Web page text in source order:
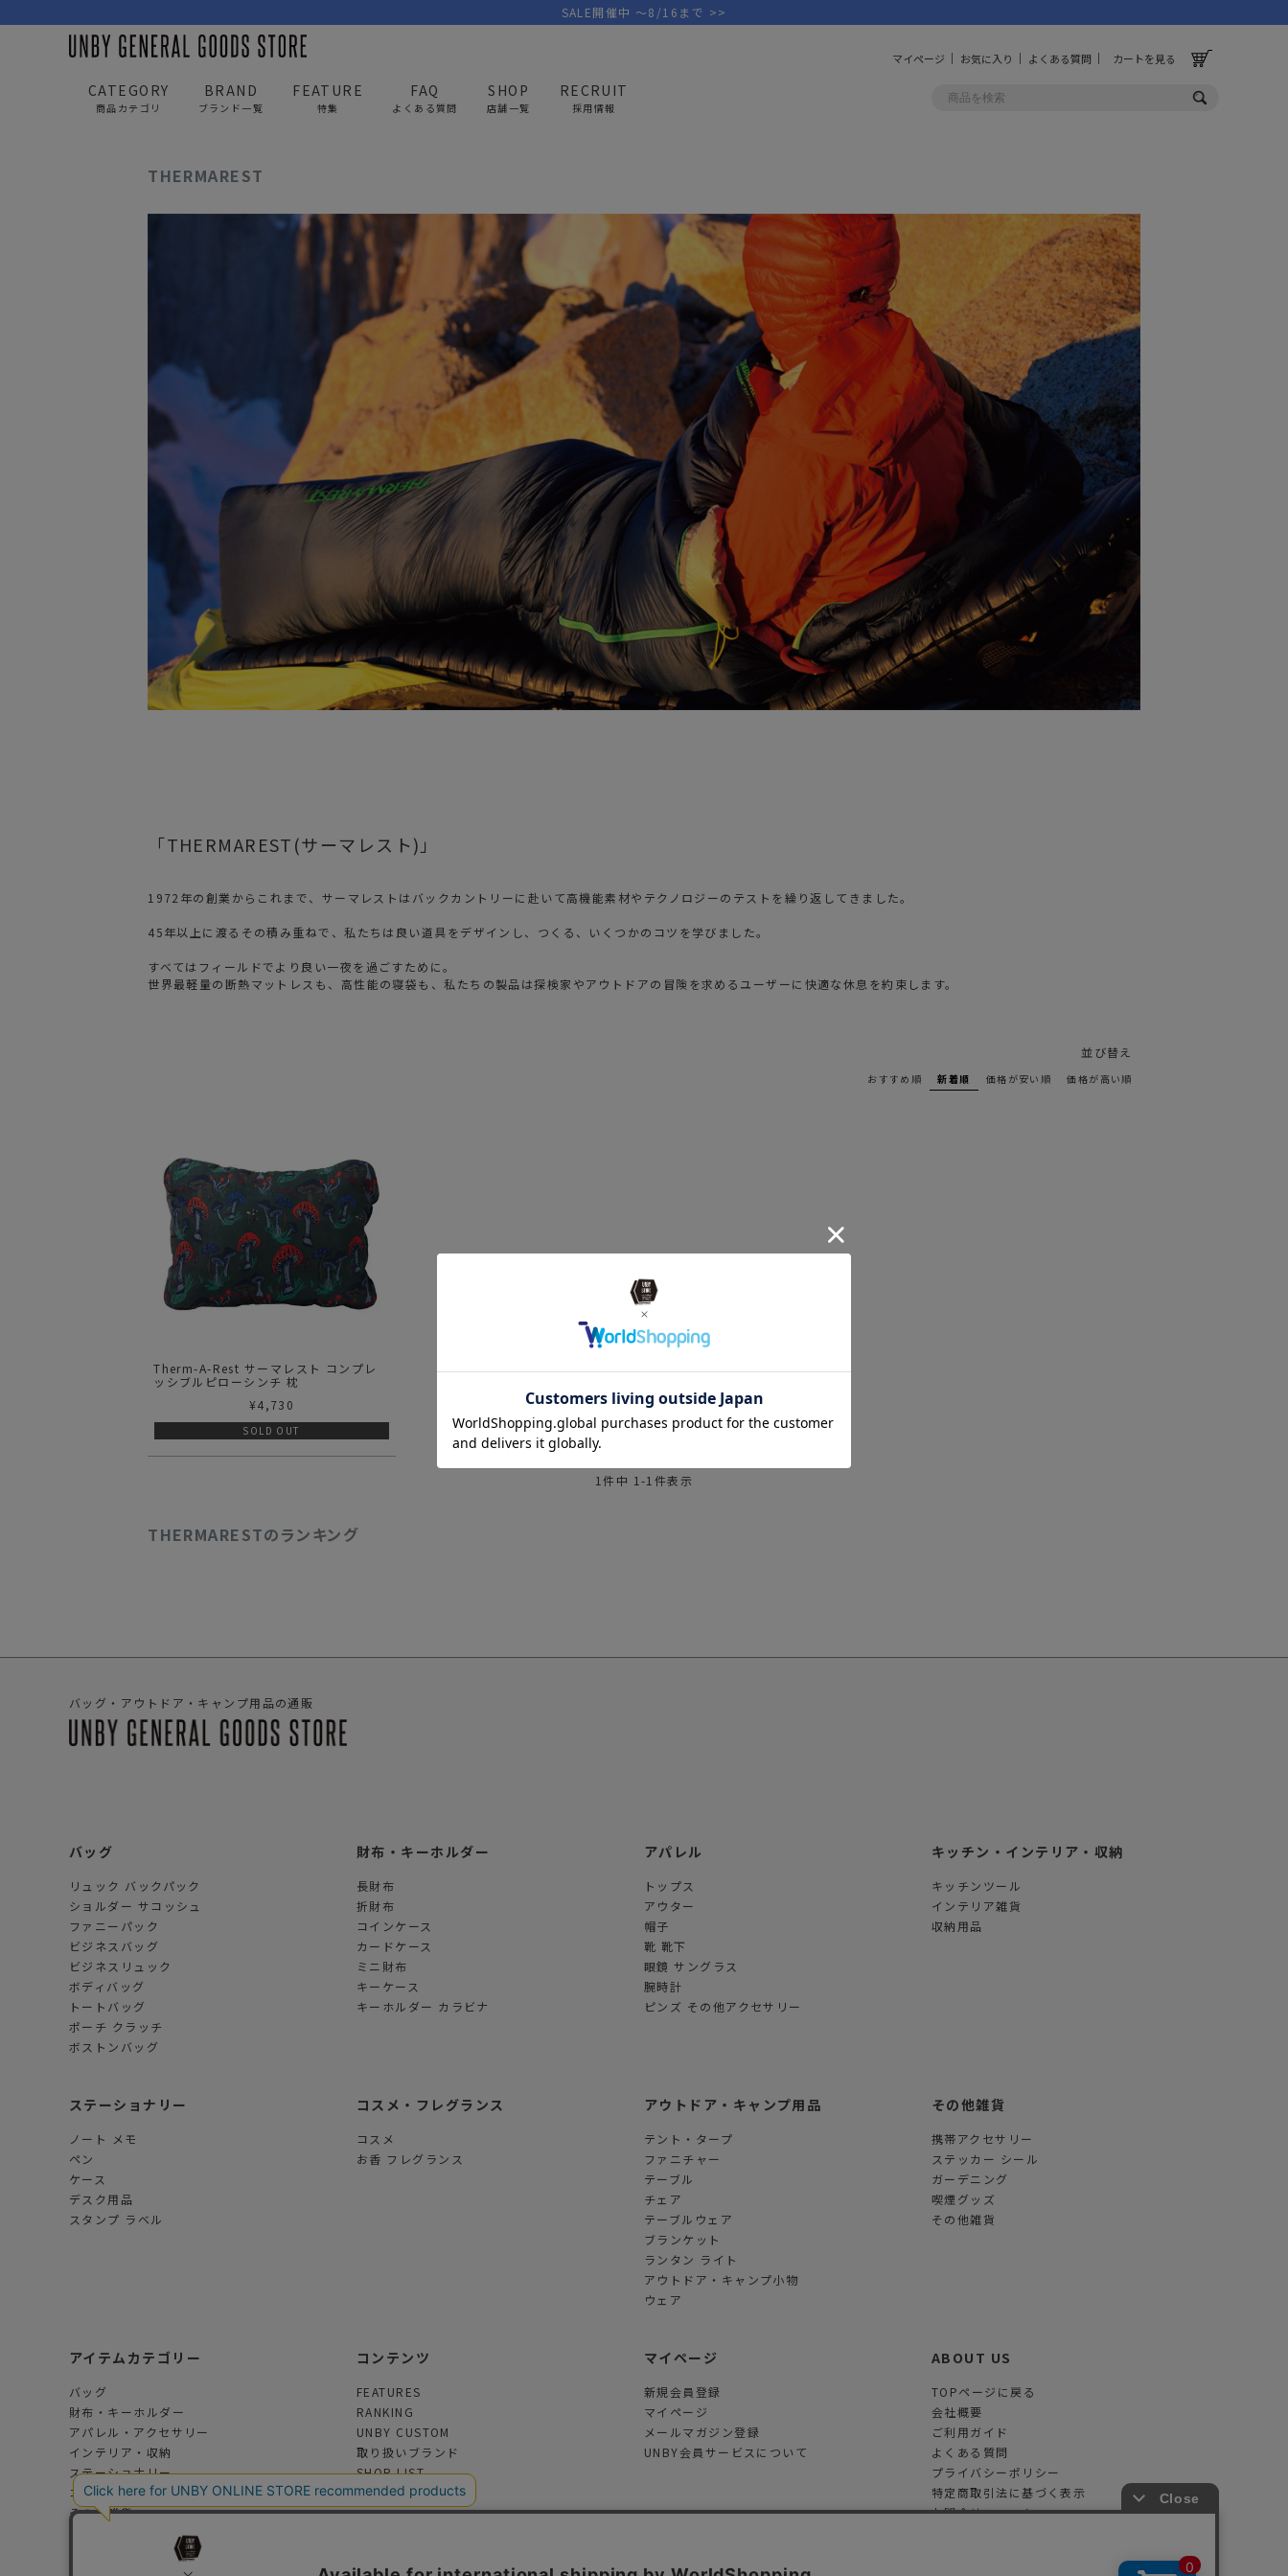
CATEGORY
商品カテゴリ
トートバッグ/ボストン
ポーチ・クラッチ
アウター
パンツ
シューズ/靴下
サングラス/メガネ
時計
その他
テント/タープ
ファニチャー
ランタン/ライト
寝具
キッチン
焚き火/ストーブ
フィールドギア
クーラーボックス
コンテナ/収納
ステッカー
その他
ゴルフ
キャディバッグ
バッグ/ポーチ
クラブケース
ウェア/アパレル
その他グッズ
財布
キーホルダー/カラビナ
キッチンツール
インテリア
収納
ステーショナリー
コスメ/フレグランス
スマホアクセ
食品/調味料
その他/ホビー
BRAND
ブランド一覧
AS2OV GOLF MINIMAL WORKS CABINZERO UNBY ORIGINAL
その他の取扱ブランド一覧はこちら
FEATURE
特集
FAQ
よくある質問
SHOP
店舗一覧
RECRUIT
採用情報
マイページ お気に入り よくある質問 カートを見る
SALE開催中 ～8/16まで >>
THERMAREST
「THERMAREST(サーマレスト)」
1972年の創業からこれまで、サーマレストはバックカントリーに赴いて高機能素材やテクノロジーのテストを繰り返してきました。
45年以上に渡るその積み重ねで、私たちは良い道具をデザインし、つくる、いくつかのコツを学びました。
すべてはフィールドでより良い一夜を過ごすために。
世界最軽量の断熱マットレスも、高性能の寝袋も、私たちの製品は探検家やアウトドアの冒険を求めるユーザーに快適な休息を約束します。
並び替え
おすすめ順 新着順 価格が安い順 価格が高い順
Therm-A-Rest サーマレスト コンプレ
ッシブルピローシンチ 枕
¥4,730
SOLD OUT
1件中 1 -1 件表示
THERMARESTのランキング
バッグ・アウトドア・キャンプ用品の通販
バッグ
リュック バックパック
ショルダー サコッシュ
ファニーパック
ビジネスバッグ
ビジネスリュック
ボディバッグ
トートバッグ
ポーチ クラッチ
ボストンバッグ
財布・キーホルダー
長財布
折財布
コインケース
カードケース
ミニ財布
キーケース
キーホルダー カラビナ
アパレル
トップス
アウター
帽子
靴 靴下
眼鏡 サングラス
腕時計
ピンズ その他アクセサリー
キッチン・インテリア・収納
キッチンツール
インテリア雑貨
収納用品
ステーショナリー
ノート メモ
ペン
ケース
デスク用品
スタンプ ラベル
コスメ・フレグランス
コスメ
お香 フレグランス
アウトドア・キャンプ用品
テント・タープ
ファニチャー
テーブル
チェア
テーブルウェア
ブランケット
ランタン ライト
アウトドア・キャンプ小物
ウェア
その他雑貨
携帯アクセサリー
ステッカー シール
ガーデニング
喫煙グッズ
その他雑貨
アイテムカテゴリー
バッグ
財布・キーホルダー
アパレル・アクセサリー
インテリア・収納
ステーショナリー
コスメ・フレグランス
その他雑貨
コンテンツ
FEATURES
RANKING
UNBY CUSTOM
取り扱いブランド
SHOP LIST
マイページ
新規会員登録
マイページ
メールマガジン登録
UNBY会員サービスについて
ABOUT US
TOPページに戻る
会社概要
ご利用ガイド
よくある質問
プライバシーポリシー
特定商取引法に基づく表示
お問合せフォーム